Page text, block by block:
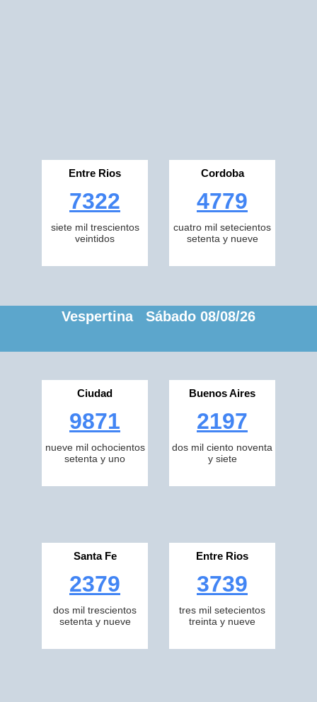
Entre Rios
7322
siete mil trescientos
veintidos
Cordoba
4779
cuatro mil setecientos
setenta y nueve
Vespertina Sábado 08/08/26
Ciudad
9871
nueve mil ochocientos
setenta y uno
Buenos Aires
2197
dos mil ciento noventa
y siete
Santa Fe
2379
dos mil trescientos
setenta y nueve
Entre Rios
3739
tres mil setecientos
treinta y nueve